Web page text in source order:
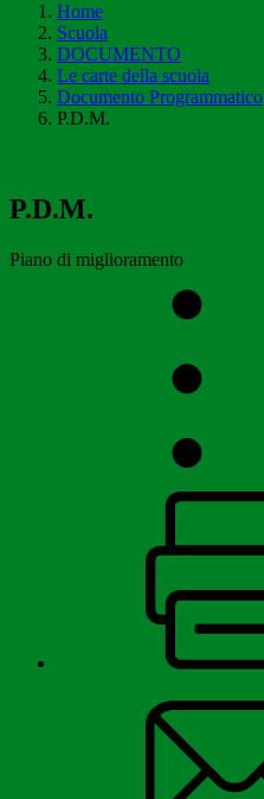
Home
Scuola
DOCUMENTO
Le carte della scuola
Documento Programmatico
P.D.M.
P.D.M.
Piano di miglioramento